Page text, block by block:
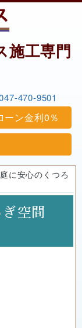
施工専門
470-9501
ーン金利0％
に安心のくつろ
空間